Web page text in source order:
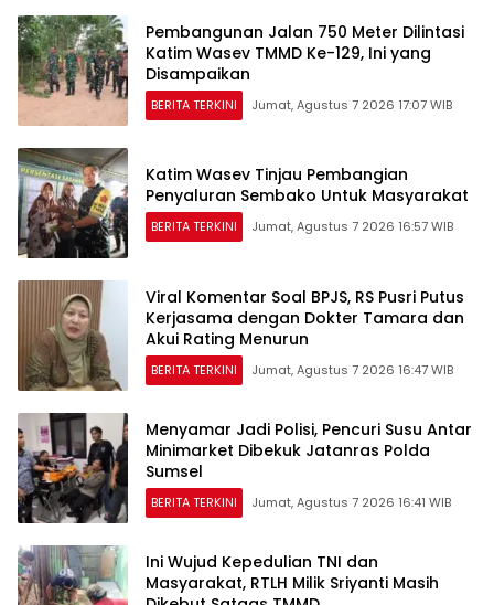
Pembangunan Jalan 750 Meter Dilintasi
Katim Wasev TMMD Ke-129, Ini yang
Disampaikan
BERITA TERKINI Jumat, Agustus 7 2026 17:07 WIB
Katim Wasev Tinjau Pembangian
Penyaluran Sembako Untuk Masyarakat
BERITA TERKINI Jumat, Agustus 7 2026 16:57 WIB
Viral Komentar Soal BPJS, RS Pusri Putus
Kerjasama dengan Dokter Tamara dan
Akui Rating Menurun
BERITA TERKINI Jumat, Agustus 7 2026 16:47 WIB
Menyamar Jadi Polisi, Pencuri Susu Antar
Minimarket Dibekuk Jatanras Polda
Sumsel
BERITA TERKINI Jumat, Agustus 7 2026 16:41 WIB
Ini Wujud Kepedulian TNI dan
Masyarakat, RTLH Milik Sriyanti Masih